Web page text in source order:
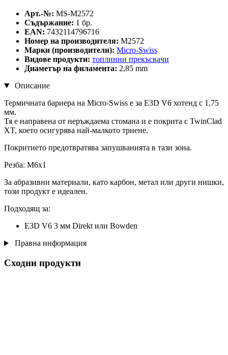
Арт.-№: MS-M2572
Съдържание: 1 бр.
EAN: 7432114796716
Номер на производителя: M2572
Марки (производители): Micro-Swiss
Видове продукти: топлинни прекъсвaчи
Диаметър на филамента: 2,85 mm
Описание
Термичната бариера на Micro-Swiss е за E3D V6 хотенд с 1,75
мм.
Тя е направена от неръждаема стомана и е покрита с TwinClad
XT, което осигурява най-малкото триене.
Покритието предотвратява запушванията в тази зона.
Резба: M6x1
За абразивни материали, като карбон, метал или други нишки,
този продукт е идеален.
Подходящ за:
E3D V6 3 мм Direkt или Bowden
Правна информация
Сходни продукти